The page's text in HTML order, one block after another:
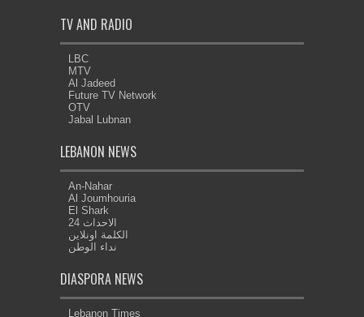
TV AND RADIO
LBC
MTV
Al Jadeed
Future TV Network
OTV
Jabal Lubnan
LEBANON NEWS
An-Nahar
Al Joumhouria
El Shark
الاحداث 24
الكلمة اونلاين
نداء الوطن
DIASPORA NEWS
Lebanon Times